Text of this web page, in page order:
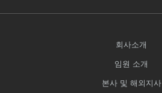
회사소개
임원 소개
본사 및 해외지사